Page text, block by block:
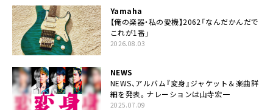
Yamaha
【俺の楽器・私の愛機】2062「なんだかんだで
これが1番」
2026.08.03
NEWS
NEWS、アルバム『変身』ジャケット＆楽曲詳
細を発表。ナレーションは⼭寺宏⼀
2025.07.09